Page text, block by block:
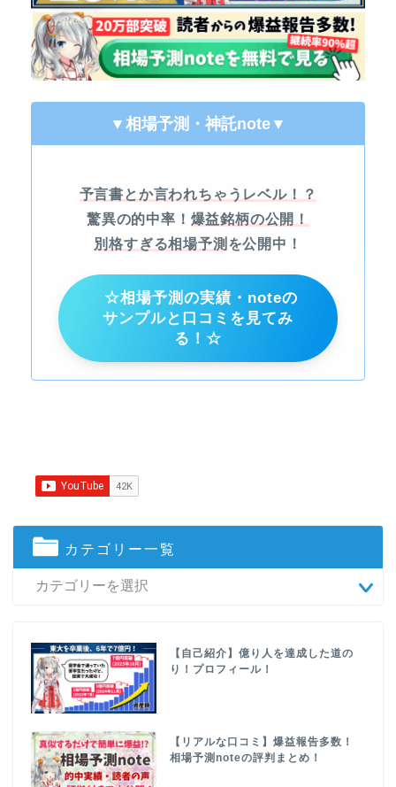
▼相場予測・神託note ▼
予言書とか言われちゃうレベル！？
驚異の的中率！ 爆益銘柄の公開！
別格すぎる相場予測 を公開中！
☆相場予測の実績・noteの
サンプルと口コミを見てみ
る！☆
カテゴリー一覧
【自己紹介】億り人を達成した道の
り！プロフィール！
【リアルな口コミ】爆益報告多数！
相場予測noteの評判まとめ！